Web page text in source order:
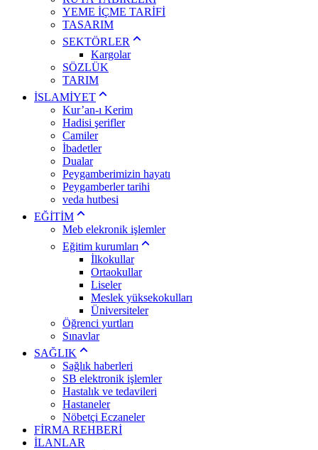
YEME İÇME TARİFİ
TASARIM
SEKTÖRLER
Kargolar
SÖZLÜK
TARIM
İSLAMİYET
Kur’an-ı Kerim
Hadisi şerifler
Camiler
İbadetler
Dualar
Peygamberimizin hayatı
Peygamberler tarihi
veda hutbesi
EĞİTİM
Meb elekronik işlemler
Eğitim kurumları
İlkokullar
Ortaokullar
Liseler
Meslek yüksekokulları
Üniversiteler
Öğrenci yurtları
Sınavlar
SAĞLIK
Sağlık haberleri
SB elektronik işlemler
Hastalık ve tedavileri
Hastaneler
Nöbetçi Eczaneler
FİRMA REHBERİ
İLANLAR